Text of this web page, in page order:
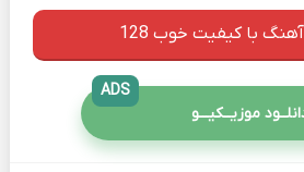
آهنگ با کیفیت خوب 128
موزیــکیـــو
ADS